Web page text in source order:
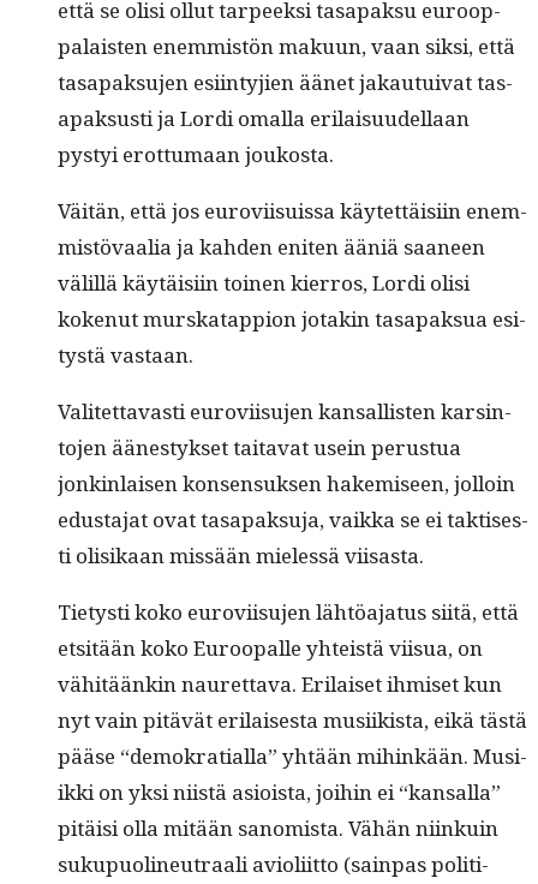
että se olisi ollut tarpeek­si tas­apak­su euroop­
palais­ten enem­mistön maku­un, vaan sik­si, että
tas­apak­su­jen esi­in­tyjien äänet jakau­tu­i­v­at tas­
apak­susti ja Lor­di oma­l­la eri­laisu­udel­laan
pystyi erot­tumaan joukosta.
Väitän, että jos eurovi­isu­is­sa käytet­täisi­in enem­
mistö­vaalia ja kah­den eniten ääniä saa­neen
välil­lä käytäisi­in toinen kier­ros, Lor­di olisi
kokenut murskat­ap­pi­on jotakin tas­apak­sua esi­
tys­tä vastaan.
Valitet­tavasti eurovi­isu­jen kansal­lis­ten karsin­
to­jen äänestyk­set taita­vat usein perus­tua
jonkin­laisen kon­sen­suk­sen hakemiseen, jol­loin
edus­ta­jat ovat tas­apak­su­ja, vaik­ka se ei tak­tis­es­
ti olisikaan mis­sään mielessä viisasta.
Tietysti koko eurovi­isu­jen lähtöa­ja­tus siitä, että
etsitään koko Euroopalle yhteistä viisua, on
vähitäänkin nau­ret­ta­va. Eri­laiset ihmiset kun
nyt vain pitävät eri­lais­es­ta musi­ik­ista, eikä tästä
pääse “demokra­tial­la” yhtään mihinkään. Musi­
ik­ki on yksi niistä asioista, joi­hin ei “kansal­la”
pitäisi olla mitään san­omista. Vähän niinkuin
sukupuo­lineu­traali avi­o­li­it­to (sain­pas poli­ti­